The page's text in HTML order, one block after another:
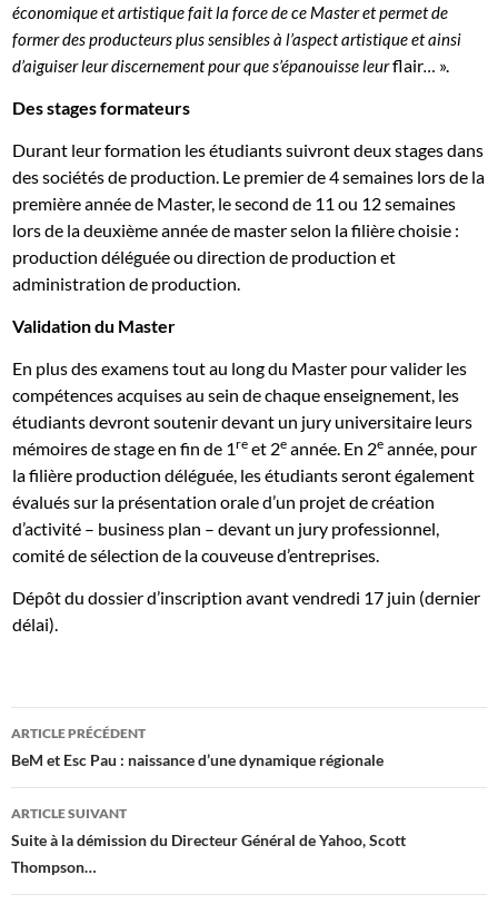
économique et artistique fait la force de ce Master et permet de
former des producteurs plus sensibles à l’aspect artistique et ainsi
d’aiguiser leur discernement pour que s’épanouisse leurflair… ».
Des stages formateurs
Durant leur formation les étudiants suivront deux stages dans
des sociétés de production. Le premier de 4 semaines lors de la
première année de Master, le second de 11 ou 12 semaines
lors de la deuxième année de master selon la filière choisie :
production déléguée ou direction de production et
administration de production.
Validation du Master
En plus des examens tout au long du Master pour valider les
compétences acquises au sein de chaque enseignement, les
étudiants devront soutenir devant un jury universitaire leurs
mémoires de stage en fin de 1re et 2e année. En 2e année, pour
la filière production déléguée, les étudiants seront également
évalués sur la présentation orale d’un projet de création
d’activité – business plan – devant un jury professionnel,
comité de sélection de la couveuse d’entreprises.
Dépôt du dossier d’inscription avant vendredi 17 juin (dernier
délai).
Navigation
des
articles
ARTICLE PRÉCÉDENT
BeM et Esc Pau : naissance d’une dynamique régionale
ARTICLE SUIVANT
Suite à la démission du Directeur Général de Yahoo, Scott
Thompson…